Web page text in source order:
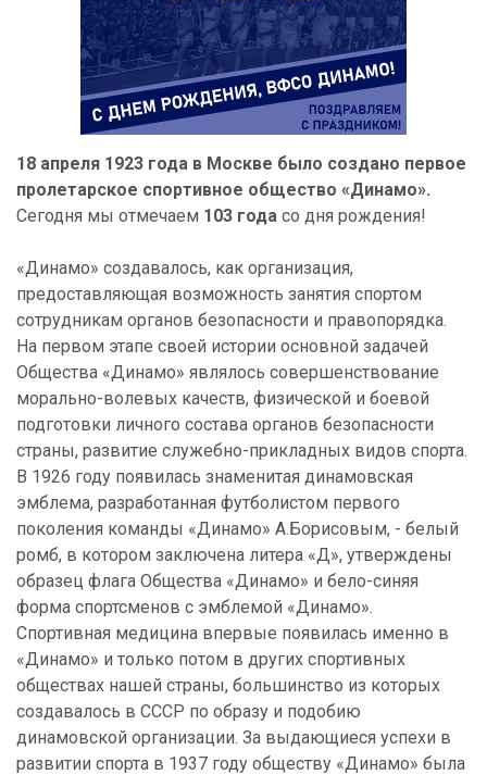
18 апреля 1923 года в Москве было создано первое
пролетарское спортивное общество «Динамо».
Сегодня мы отмечаем 103 года со дня рождения!
«Динамо» создавалось, как организация,
предоставляющая возможность занятия спортом
сотрудникам органов безопасности и правопорядка.
На первом этапе своей истории основной задачей
Общества «Динамо» являлось совершенствование
морально-волевых качеств, физической и боевой
подготовки личного состава органов безопасности
страны, развитие служебно-прикладных видов спорта.
В 1926 году появилась знаменитая динамовская
эмблема, разработанная футболистом первого
поколения команды «Динамо» А.Борисовым, - белый
ромб, в котором заключена литера «Д», утверждены
образец флага Общества «Динамо» и бело-синяя
форма спортсменов с эмблемой «Динамо».
Спортивная медицина впервые появилась именно в
«Динамо» и только потом в других спортивных
обществах нашей страны, большинство из которых
создавалось в СССР по образу и подобию
динамовской организации. За выдающиеся успехи в
развитии спорта в 1937 году обществу «Динамо» была